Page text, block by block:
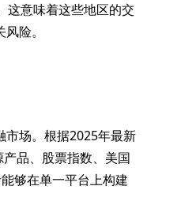
这意味着这些地区的交
险。
市场。根据2025年最新
品、股票指数、美国
够在单一平台上构建